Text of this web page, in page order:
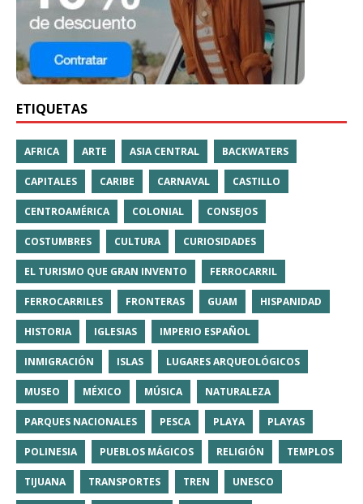
ETIQUETAS
AFRICA ARTE ASIA CENTRAL BACKWATERS
CAPITALES CARIBE CARNAVAL CASTILLO
CENTROAMÉRICA COLONIAL CONSEJOS
COSTUMBRES CULTURA CURIOSIDADES
EL TURISMO QUE GRAN INVENTO FERROCARRIL
FERROCARRILES FRONTERAS GUAM HISPANIDAD
HISTORIA IGLESIAS IMPERIO ESPAÑOL
INMIGRACIÓN ISLAS LUGARES ARQUEOLÓGICOS
MUSEO MÉXICO MÚSICA NATURALEZA
PARQUES NACIONALES PESCA PLAYA PLAYAS
POLINESIA PUEBLOS MÁGICOS RELIGIÓN TEMPLOS
TIJUANA TRANSPORTES TREN UNESCO